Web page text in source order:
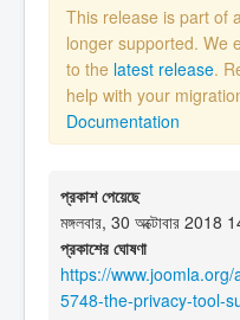
This release is part of
longer supported. We
to the latest release.
help with your
Documentation
প্রকাশ পেয়েছে
মঙ্গলবার, 30 অক্টোবার 2018
প্রকাশের ঘোষণা
https://
5748-the-privacy-tool-